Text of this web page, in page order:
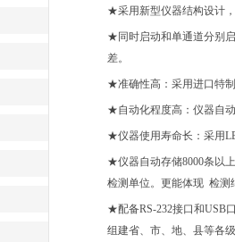
★采用新型仪器结构设计
★同时启动和单通道分别
差。
★准确性高：采用进口特
★自动化程度高：仪器自
★仪器使用寿命长：采用
★仪器自动存储8000条以
检测单位。更能体现 检测
★配备RS-232接口和USB
组建省、市、地、县等各